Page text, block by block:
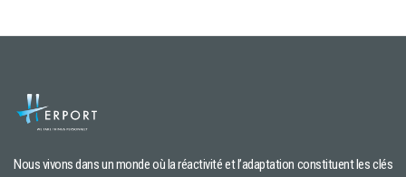
Nous vivons dans un monde où la réactivité et l’adaptation constituent les clés